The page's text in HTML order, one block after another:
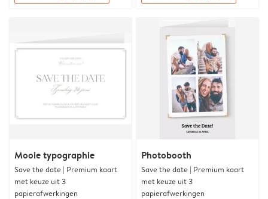
Mooie typographie
Save the date | Premium kaart
met keuze uit 3
papierafwerkingen
Photobooth
Save the date | Premium kaart
met keuze uit 3
papierafwerkingen